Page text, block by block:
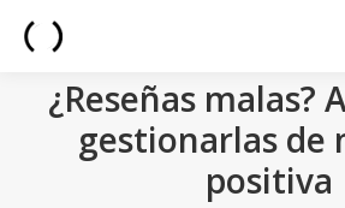
¿Reseñas malas?
gestionarlas de
positiva